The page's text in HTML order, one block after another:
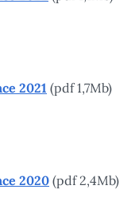
2021 (pdf 1,7Mb)
2020 (pdf 2,4Mb)